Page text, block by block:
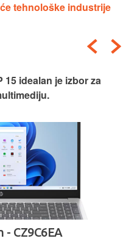
tehnološke industrije
15 idealan je izbor za
CZ9C6EA